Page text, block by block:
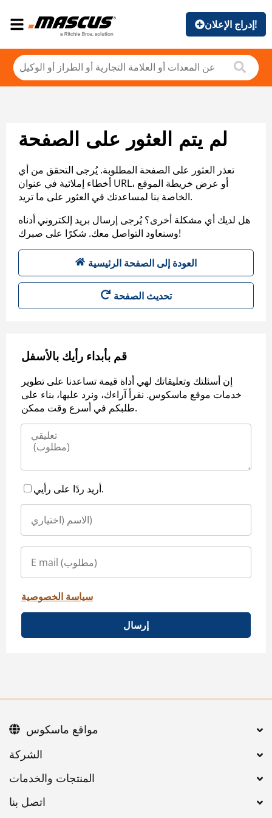
إدراج الإعلان!
لم يتم العثور على الصفحة
تعذر العثور على الصفحة المطلوبة. يُرجى التحقق من أي
أخطاء إملائية في عنوان URL، أو عرض خريطة الموقع
الخاصة بنا لمساعدتك في العثور على ما تريد.
هل لديك أي مشكلة أخرى؟ يُرجى إرسال بريد إلكتروني أدناه
وسنعاود التواصل معك. شكرًا على صبرك!
العودة إلى الصفحة الرئيسية
تحديث الصفحة
قم بأبداء رأيك بالأسفل
إن أسئلتك وتعليقاتك لهي أداة قيمة تساعدنا على تطوير
خدمات موقع ماسكوس. نقرأ آراءك، ونرد عليها، بناء على
طلبكم في أسرع وقت ممكن.
أريد ردًا على رأيي.
سياسة الخصوصية
إرسال
اتصل بنا
مواقع ماسكوس